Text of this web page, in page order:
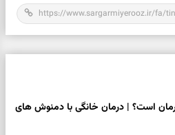
است؟ | درمان خانگی با دمنوش های